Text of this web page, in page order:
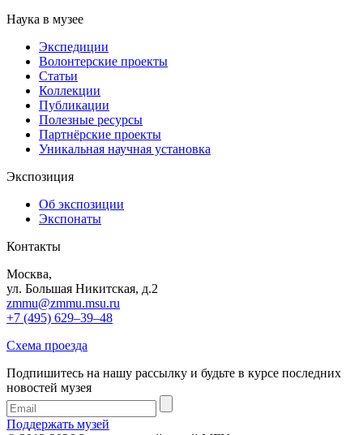
Наука в музее
Экспедиции
Волонтерские проекты
Статьи
Коллекции
Публикации
Полезные ресурсы
Партнёрские проекты
Уникальная научная установка
Экспозиция
Об экспозиции
Экспонаты
Контакты
Москва,
ул. Большая Никитская, д.2
zmmu@zmmu.msu.ru
+7 (495) 629–39–48
Схема проезда
Подпишитесь на нашу рассылку и будьте в курсе последних
новостей музея
Поддержать музей